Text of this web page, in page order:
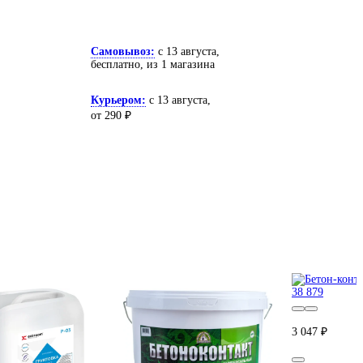
Самовывоз: c 13 августа,
бесплатно, из 1 магазина
Курьером: c 13 августа,
от 290 ₽
3 047 ₽